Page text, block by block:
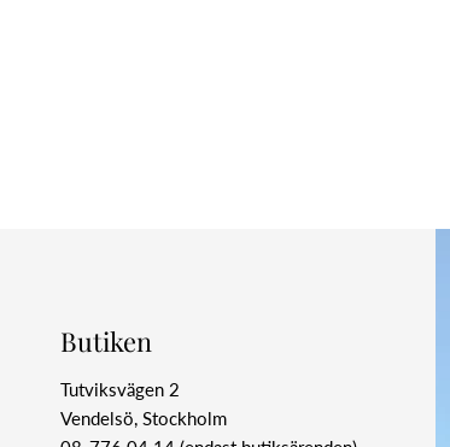
Butiken
Tutviksvägen 2
Vendelsö, Stockholm